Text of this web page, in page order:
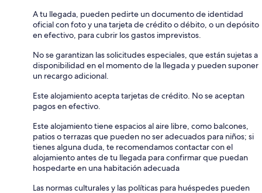
A tu llegada, pueden pedirte un documento de identidad
oficial con foto y una tarjeta de crédito o débito, o un depósito
en efectivo, para cubrir los gastos imprevistos.
No se garantizan las solicitudes especiales, que están sujetas a
disponibilidad en el momento de la llegada y pueden suponer
un recargo adicional.
Este alojamiento acepta tarjetas de crédito. No se aceptan
pagos en efectivo.
Este alojamiento tiene espacios al aire libre, como balcones,
patios o terrazas que pueden no ser adecuados para niños; si
tienes alguna duda, te recomendamos contactar con el
alojamiento antes de tu llegada para confirmar que puedan
hospedarte en una habitación adecuada
Las normas culturales y las políticas para huéspedes pueden